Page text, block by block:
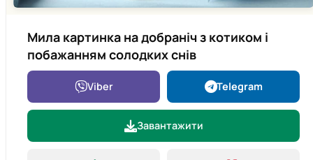
Мила картинка на добраніч з котиком і
побажанням солодких снів
Viber Telegram
Завантажити